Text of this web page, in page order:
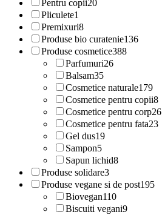
Pentru copii20
Pliculete1
Premixuri8
Produse bio curatenie136
Produse cosmetice388
Parfumuri26
Balsam35
Cosmetice naturale179
Cosmetice pentru copii8
Cosmetice pentru corp26
Cosmetice pentru fata23
Gel dus19
Sampon5
Sapun lichid8
Produse solidare3
Produse vegane si de post195
Biovegan110
Biscuiti vegani9